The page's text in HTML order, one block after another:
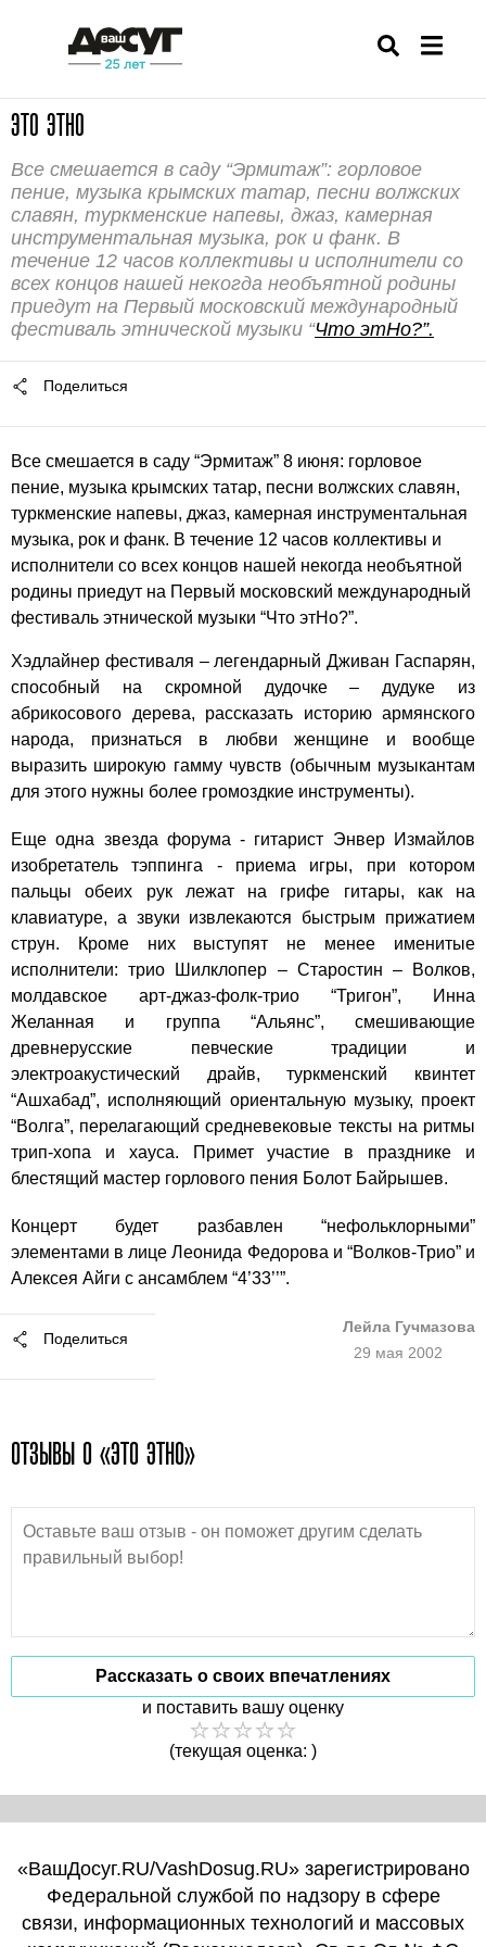
ЭТО ЭТНО
Все смешается в саду “Эрмитаж”: горловое
пение, музыка крымских татар, песни волжских
славян, туркменские напевы, джаз, камерная
инструментальная музыка, рок и фанк. В
течение 12 часов коллективы и исполнители со
всех концов нашей некогда необъятной родины
приедут на Первый московский международный
фестиваль этнической музыки “Что этНо?”.
Поделиться
Все смешается в саду “Эрмитаж” 8 июня: горловое
пение, музыка крымских татар, песни волжских славян,
туркменские напевы, джаз, камерная инструментальная
музыка, рок и фанк. В течение 12 часов коллективы и
исполнители со всех концов нашей некогда необъятной
родины приедут на Первый московский международный
фестиваль этнической музыки “Что этНо?”.
Хэдлайнер фестиваля – легендарный Дживан Гаспарян,
способный на скромной дудочке – дудуке из
абрикосового дерева, рассказать историю армянского
народа, признаться в любви женщине и вообще
выразить широкую гамму чувств (обычным музыкантам
для этого нужны более громоздкие инструменты).
Еще одна звезда форума - гитарист Энвер Измайлов
изобретатель тэппинга - приема игры, при котором
пальцы обеих рук лежат на грифе гитары, как на
клавиатуре, а звуки извлекаются быстрым прижатием
струн. Кроме них выступят не менее именитые
исполнители: трио Шилклопер – Старостин – Волков,
молдавское арт-джаз-фолк-трио “Тригон”, Инна
Желанная и группа “Альянс”, смешивающие
древнерусские певческие традиции и
электроакустический драйв, туркменский квинтет
“Ашхабад”, исполняющий ориентальную музыку, проект
“Волга”, перелагающий средневековые тексты на ритмы
трип-хопа и хауса. Примет участие в празднике и
блестящий мастер горлового пения Болот Байрышев.
Концерт будет разбавлен “нефольклорными”
элементами в лице Леонида Федорова и “Волков-Трио” и
Алексея Айги с ансамблем “4’33’’”.
Поделиться
Лейла Гучмазова
29 мая 2002
ОТЗЫВЫ О «ЭТО ЭТНО»
Рассказать о своих впечатлениях
и поставить вашу оценку
(текущая оценка: )
«ВашДосуг.RU/VashDosug.RU» зарегистрировано
Федеральной службой по надзору в сфере
связи, информационных технологий и массовых